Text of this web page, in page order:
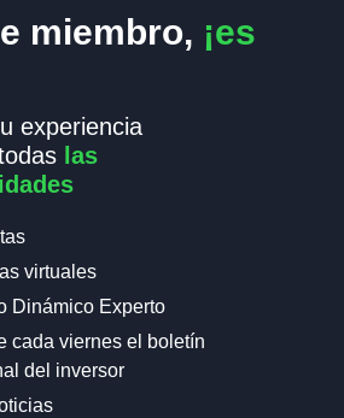
miembro, ¡es
experiencia
las
virtuales
Dinámico Experto
cada viernes el boletín
del inversor